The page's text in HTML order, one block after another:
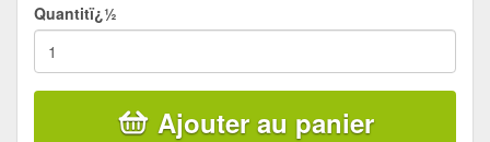
Quantitï¿½
Ajouter au panier